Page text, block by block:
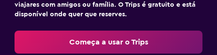
viajares com amigos ou família. O Trips é gratuito e está
disponível onde quer que reserves.
Começa a usar o Trips